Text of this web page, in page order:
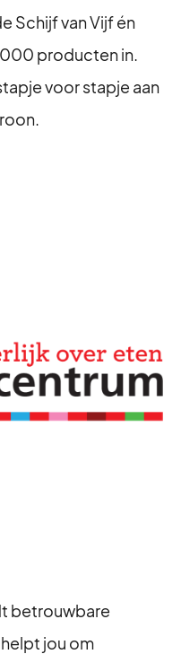
Schijf van Vijf én
producten in.
voor stapje aan
betrouwbare
jou om